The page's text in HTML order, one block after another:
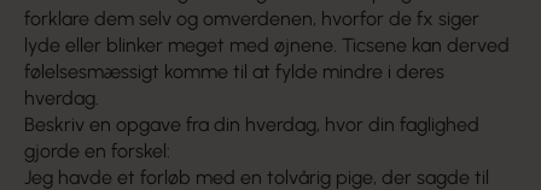
forklare dem selv og omverdenen, hvorfor de fx siger
lyde eller blinker meget med øjnene. Ticsene kan derved
følelsesmæssigt komme til at fylde mindre i deres
hverdag.
Beskriv en opgave fra din hverdag, hvor din faglighed
gjorde en forskel:
Jeg havde et forløb med en tolvårig pige, der sagde til